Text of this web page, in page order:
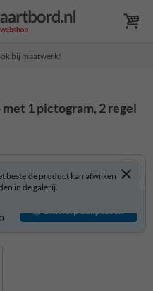
bij maatwerk!
1 pictogram, 2 regel
bestelde product kan afwijken
in de galerij.
Ontwerp aanpassen